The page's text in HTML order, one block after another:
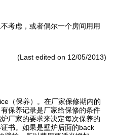
考虑，或者偶尔一个房间用用
(Last edited on 12/05/2013)
（保养）。在厂家保修期内的
保养记录是厂家给保修的条件
厂家的要求来决定每次保养的
书。如果是壁炉后面的back